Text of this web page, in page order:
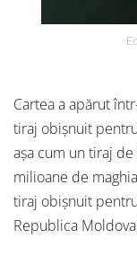
Cartea a apărut
tiraj obișnuit
așa cum un tiraj
milioane de
tiraj obișnuit
Republica